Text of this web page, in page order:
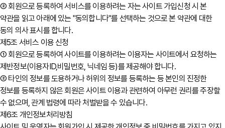
② 회원으로 등록하여 서비스를 이용하려는 자는 사이트 가입신청 시 본
약관을 읽고 아래에 있는 "동의합니다"를 선택하는 것으로 본 약관에 대한
동의 의사 표시를 합니다.
제5조 서비스 이용 신청
① 회원으로 등록하여 사이트를 이용하려는 이용자는 사이트에서 요청하는
제반정보(이용자ID,비밀번호, 닉네임 등)를 제공해야 합니다.
② 타인의 정보를 도용하거나 허위의 정보를 등록하는 등 본인의 진정한
정보를 등록하지 않은 회원은 사이트 이용과 관련하여 아무런 권리를 주장할
수 없으며, 관계 법령에 따라 처벌받을 수 있습니다.
제6조 개인정보처리방침